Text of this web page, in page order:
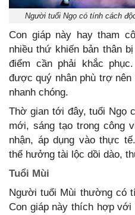
Người tuổi Ngọ có tính cách
Con giáp này hay tham
nhiều thứ khiến bản thân
điểm cần phải khắc
được quý nhân phù trợ
nhanh chóng.
Thờ gian tới đây, tuổi Ngọ
mới, sáng tạo trong công
nhận, áp dụng vào thực
thể hưởng tài lộc dồi dào,
Tuổi Mùi
Người tuổi Mùi thường có
Con giáp này thích hợp